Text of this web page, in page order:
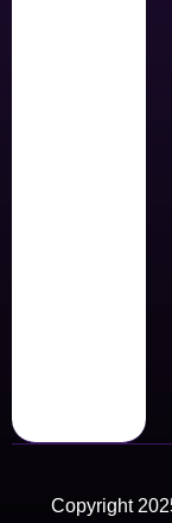
Copyright